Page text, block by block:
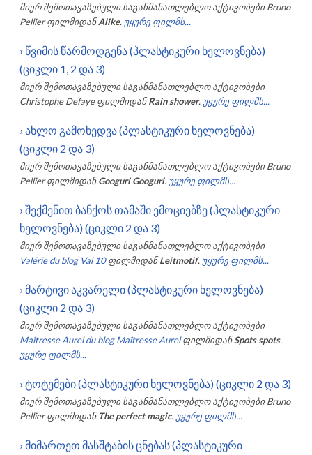
მიერ შემოთავაზებული საგანმანათლებლო აქტივობები Bruno
Pellier ფილმიდან Alike. უყურე ფილმს...
› წვიმის წარმოდგენა (პლასტიკური ხელოვნება)
(ციკლი 1, 2 და 3)
მიერ შემოთავაზებული საგანმანათლებლო აქტივობები
Christophe Defaye ფილმიდან Rain shower. უყურე ფილმს...
› ახლო გამოხედვა (პლასტიკური ხელოვნება)
(ციკლი 2 და 3)
მიერ შემოთავაზებული საგანმანათლებლო აქტივობები Bruno
Pellier ფილმიდან Googuri Googuri. უყურე ფილმს...
› შექმენით ბანქოს თამაში ემოციებზე (პლასტიკური
ხელოვნება) (ციკლი 2 და 3)
მიერ შემოთავაზებული საგანმანათლებლო აქტივობები
Valérie du blog Val 10 ფილმიდან Leitmotif. უყურე ფილმს...
› მარტივი აკვარელი (პლასტიკური ხელოვნება)
(ციკლი 2 და 3)
მიერ შემოთავაზებული საგანმანათლებლო აქტივობები
Maîtresse Aurel du blog Maîtresse Aurel ფილმიდანSpots spots.
უყურე ფილმს...
› ტოტემები (პლასტიკური ხელოვნება) (ციკლი 2 და 3)
მიერ შემოთავაზებული საგანმანათლებლო აქტივობები Bruno
Pellier ფილმიდან The perfect magic. უყურე ფილმს...
› მიმართეთ მასშტაბის ცნებას (პლასტიკური